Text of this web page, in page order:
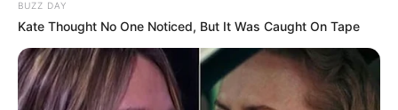
BUZZ DAY
Kate Thought No One Noticed, But It Was Caught On Tape